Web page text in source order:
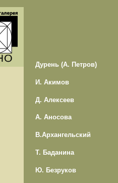
Дурень (А. Петров)
И. Акимов
Д. Алексеев
А. Аносова
В.Архангельский
Т. Баданина
Ю. Безруков